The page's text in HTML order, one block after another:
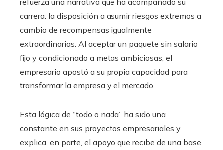
refuerza una narrativa que ha acompañado su
carrera: la disposición a asumir riesgos extremos a
cambio de recompensas igualmente
extraordinarias. Al aceptar un paquete sin salario
fijo y condicionado a metas ambiciosas, el
empresario apostó a su propia capacidad para
transformar la empresa y el mercado.
Esta lógica de “todo o nada” ha sido una
constante en sus proyectos empresariales y
explica, en parte, el apoyo que recibe de una base